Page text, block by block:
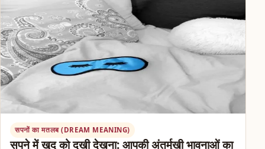
सपनों का मतलब (DREAM MEANING)
सपने में खुद को दुखी देखना: आपकी अंतर्मुखी भावनाओं का